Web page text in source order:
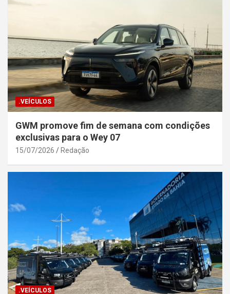
.VEÍCULOS
GWM promove fim de semana com condições
exclusivas para o Wey 07
15/07/2026 Redação
.VEÍCULOS